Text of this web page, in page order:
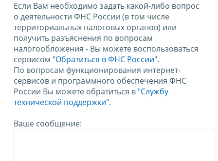
Если Вам необходимо задать какой-либо вопрос
о деятельности ФНС России (в том числе
территориальных налоговых органов) или
получить разъяснения по вопросам
налогообложения - Вы можете воспользоваться
сервисом "Обратиться в ФНС России".
По вопросам функционирования интернет-
сервисов и программного обеспечения ФНС
России Вы можете обратиться в "Службу
технической поддержки".
Ваше сообщение: